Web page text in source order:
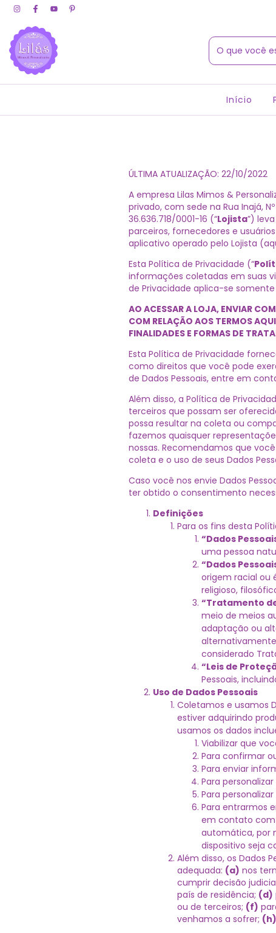
Início
ÚLTIMA ATUALIZAÇÃO: 22/10/2022
A empresa Lilas Mimos &
privado, com sede na Rua Inajá,
36.636.718/0001-16 (“Lojista”)
parceiros, fornecedores e
aplicativo operado pelo Lojista
Esta Política de Privacidade (“
informações coletadas em suas
de Privacidade aplica-se
AO ACESSAR A LOJA, ENVIAR
COM RELAÇÃO AOS TERMOS
FINALIDADES E FORMAS DE
Esta Política de Privacidade
como direitos que você pode
de Dados Pessoais, entre em
Além disso, a Política de
terceiros que possam ser
possa resultar na coleta ou
fazemos quaisquer
nossas. Recomendamos que
coleta e o uso de seus Dados
Caso você nos envie Dados
ter obtido o consentimento
Definições
Para os fins desta
“Dados
uma pessoa
“Dados
origem racial ou
religioso,
“Tratamento
meio de meios
adaptação ou
considerado
“Leis de
Pessoais,
Uso de Dados Pessoais
Coletamos e usamos
estiver adquirindo
usamos os dados
Viabilizar que
Para confirmar
Para enviar
Para
Para
Para entrarmos
em contato com
automática, por
dispositivo seja
Além disso, os Dados
adequada: (a) nos
cumprir decisão
país de residência; (d)
ou de terceiros; (f)
venhamos a sofrer; (h)